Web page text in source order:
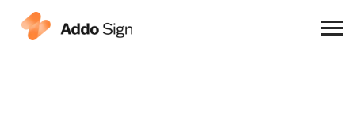
Hvorfor Addo Sign